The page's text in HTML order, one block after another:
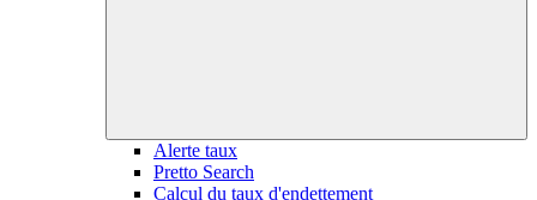
Alerte taux
Pretto Search
Calcul du taux d'endettement